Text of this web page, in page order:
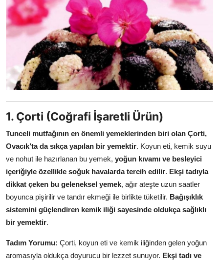
Yöresel Tarifler & Ev Yemekleri
Gıda Güvenliği & Sağlık
İçecek Kültürü & Rehberleri
Popüler Kültür & Mutfak Tarihi
Mutfak Temizliği & Pratik Bilgiler
Anne & Bebek Beslenmesi
Mutfak Sırları & Teknikler
Gıda Sözlüğü & Nedir?
Yemek Tarifleri & Menüler
1. Çorti (Coğrafi İşaretli Ürün)
Tunceli mutfağının en önemli yemeklerinden biri olan Çorti,
Ovacık’ta da sıkça yapılan bir yemektir. Koyun eti, kemik suyu
ve nohut ile hazırlanan bu yemek, yoğun kıvamı ve besleyici
içeriğiyle özellikle soğuk havalarda tercih edilir. Ekşi tadıyla
dikkat çeken bu geleneksel yemek, ağır ateşte uzun saatler
boyunca pişirilir ve tandır ekmeği ile birlikte tüketilir. Bağışıklık
sistemini güçlendiren kemik iliği sayesinde oldukça sağlıklı
bir yemektir.
Tadım Yorumu: Çorti, koyun eti ve kemik iliğinden gelen yoğun
aromasıyla oldukça doyurucu bir lezzet sunuyor. Ekşi tadı ve